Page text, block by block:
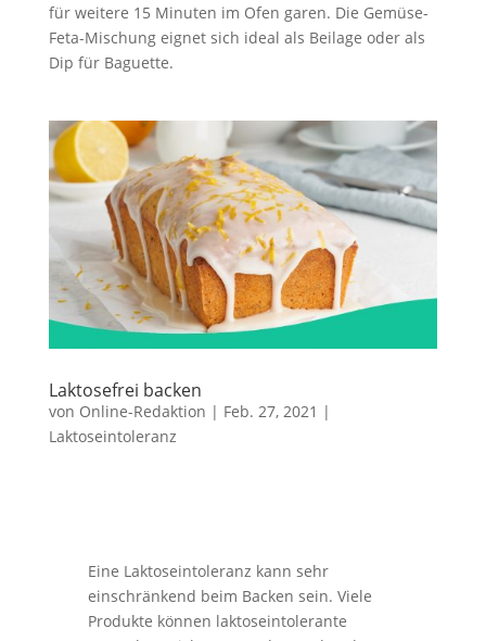
für weitere 15 Minuten im Ofen garen. Die Gemüse-
Feta-Mischung eignet sich ideal als Beilage oder als
Dip für Baguette.
Laktosefrei backen
von Online-Redaktion | Feb. 27, 2021 |
Laktoseintoleranz
Eine Laktoseintoleranz kann sehr
einschränkend beim Backen sein. Viele
Produkte können laktoseintolerante